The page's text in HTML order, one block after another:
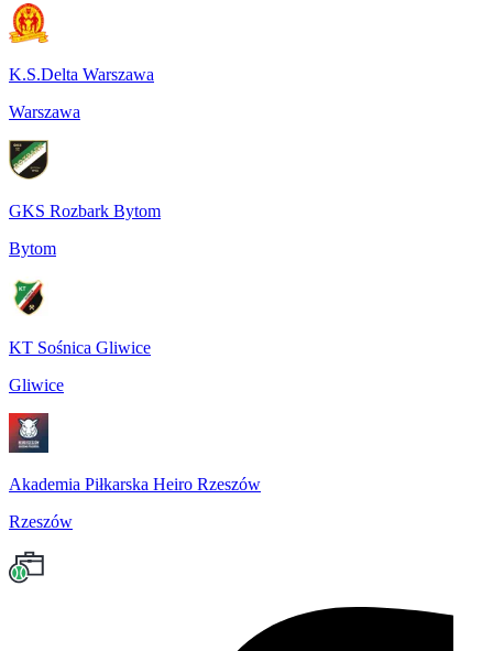
K.S.Delta Warszawa
Warszawa
GKS Rozbark Bytom
Bytom
KT Sośnica Gliwice
Gliwice
Akademia Piłkarska Heiro Rzeszów
Rzeszów